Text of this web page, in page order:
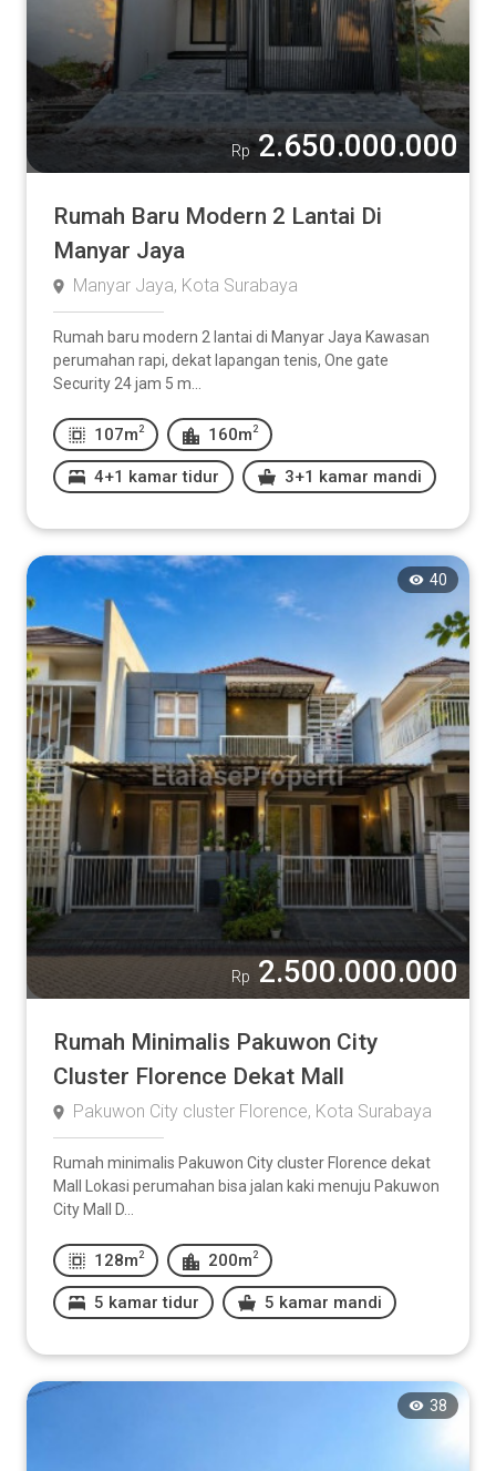
Rp 2.650.000.000
Rumah Baru Modern 2 Lantai Di
Manyar Jaya
Manyar Jaya, Kota Surabaya
Rumah baru modern 2 lantai di Manyar Jaya Kawasan
perumahan rapi, dekat lapangan tenis, One gate
Security 24 jam 5 m...
107m 2 160m 2
4+1 kamar tidur 3+1 kamar mandi
40
Rp 2.500.000.000
Rumah Minimalis Pakuwon City
Cluster Florence Dekat Mall
Pakuwon City cluster Florence, Kota Surabaya
Rumah minimalis Pakuwon City cluster Florence dekat
Mall Lokasi perumahan bisa jalan kaki menuju Pakuwon
City Mall D...
128m 2 200m 2
5 kamar tidur 5 kamar mandi
38